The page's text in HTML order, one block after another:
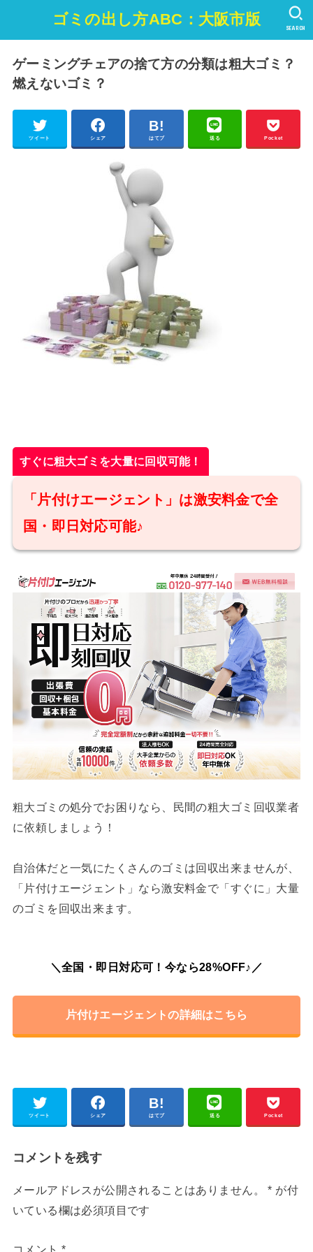
ゴミの出し方ABC：大阪市版 SEARCH
ゲーミングチェアの捨て方の分類は粗大ゴミ？
燃えないゴミ？
ツイート シェア はてブ 送る Pocket
すぐに粗大ゴミを大量に回収可能！
「片付けエージェント」は激安料金で全
国・即日対応可能♪
粗大ゴミの処分でお困りなら、民間の粗大ゴミ回収業者
に依頼しましょう！
自治体だと一気にたくさんのゴミは回収出来ませんが、
「片付けエージェント」なら激安料金で「すぐに」大量
のゴミを回収出来ます。
＼全国・即日対応可！今なら28%OFF♪／
片付けエージェントの詳細はこちら
ツイート シェア はてブ 送る Pocket
コメントを残す
メールアドレスが公開されることはありません。 * が付
いている欄は必須項目です
コメント *